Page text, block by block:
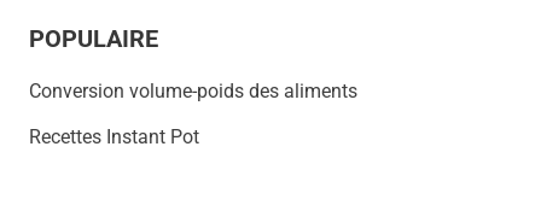
POPULAIRE
Conversion volume-poids des aliments
Recettes Instant Pot